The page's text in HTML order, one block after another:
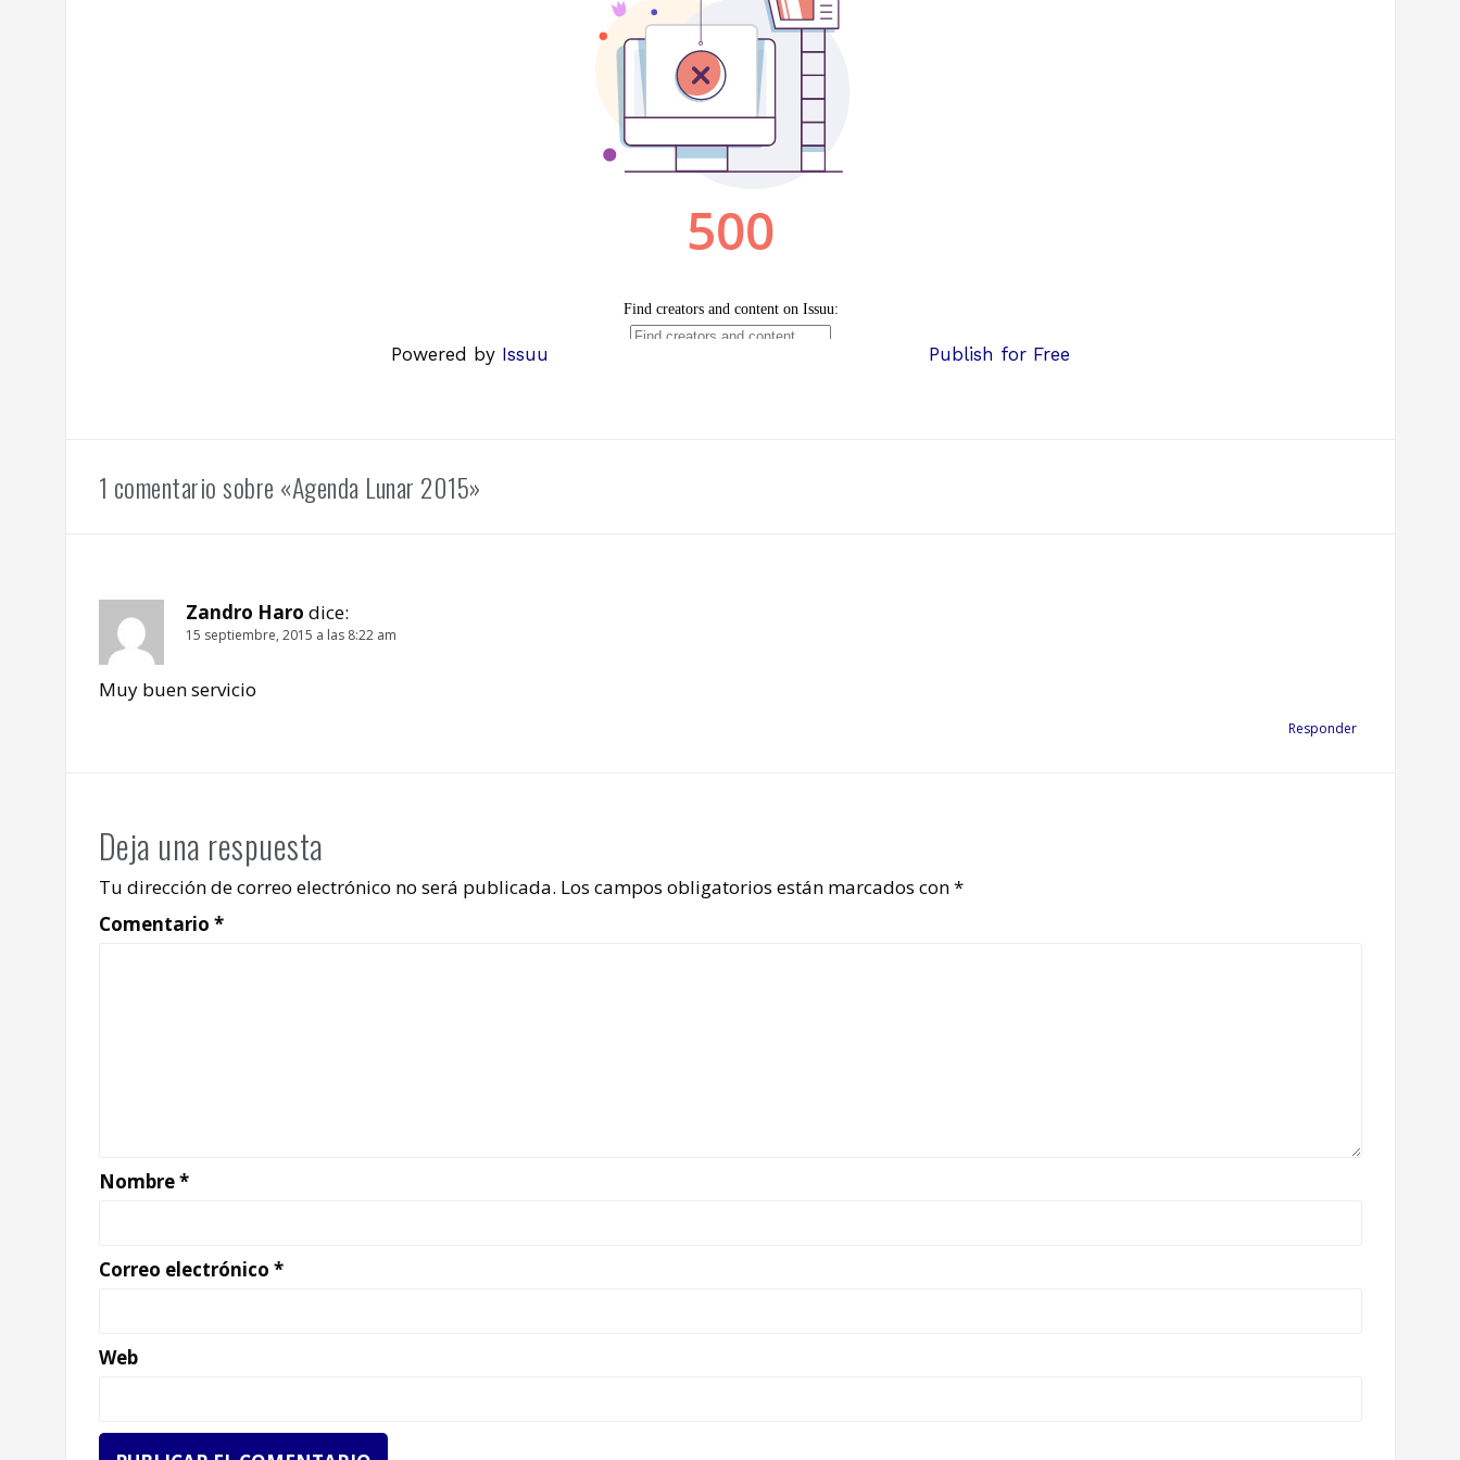
Recomendaciones Agrícolas según la fases lunares: del 15 al 21 de Julio de 2019
Powered by Issuu Publish for Free
1 comentario sobre «Agenda Lunar 2015»
Zandro Haro dice:
15 septiembre, 2015 a las 8:22 am
Muy buen servicio
Responder
Deja una respuesta
Tu dirección de correo electrónico no será publicada. Los campos obligatorios están marcados con*
Comentario *
Nombre*
Correo electrónico *
Web